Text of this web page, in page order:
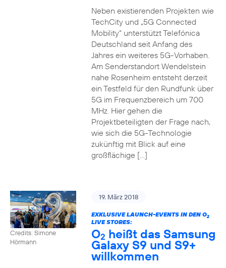
Neben existierenden Projekten wie
TechCity und „5G Connected
Mobility“ unterstützt Telefónica
Deutschland seit Anfang des
Jahres ein weiteres 5G-Vorhaben.
Am Senderstandort Wendelstein
nahe Rosenheim entsteht derzeit
ein Testfeld für den Rundfunk über
5G im Frequenzbereich um 700
MHz. Hier gehen die
Projektbeteiligten der Frage nach,
wie sich die 5G-Technologie
zukünftig mit Blick auf eine
großflächige […]
Credits: Simone
Hörmann
19. März 2018
EXKLUSIVE LAUNCH-EVENTS IN DEN O2
LIVE STORES:
O2 heißt das Samsung
Galaxy S9 und S9+
willkommen